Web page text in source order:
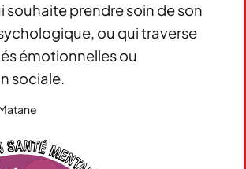
souhaite prendre soin de son
ou qui traverse
émotionnelles ou
sociale.